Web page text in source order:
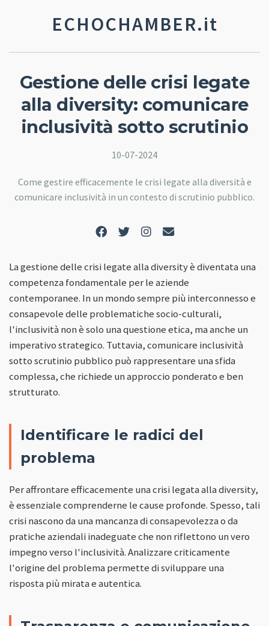
ECHOCHAMBER.it
Gestione delle crisi legate
alla diversity: comunicare
inclusività sotto scrutinio
10-07-2024
Come gestire efficacemente le crisi legate alla diversità e
comunicare inclusività in un contesto di scrutinio pubblico.
La gestione delle crisi legate alla diversity è diventata una
competenza fondamentale per le aziende
contemporanee. In un mondo sempre più interconnesso e
consapevole delle problematiche socio-culturali,
l'inclusività non è solo una questione etica, ma anche un
imperativo strategico. Tuttavia, comunicare inclusività
sotto scrutinio pubblico può rappresentare una sfida
complessa, che richiede un approccio ponderato e ben
strutturato.
Identificare le radici del
problema
Per affrontare efficacemente una crisi legata alla diversity,
è essenziale comprenderne le cause profonde. Spesso, tali
crisi nascono da una mancanza di consapevolezza o da
pratiche aziendali inadeguate che non riflettono un vero
impegno verso l'inclusività. Analizzare criticamente
l'origine del problema permette di sviluppare una
risposta più mirata e autentica.